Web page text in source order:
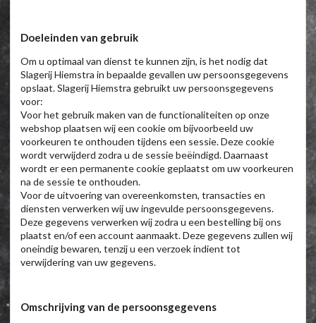
Doeleinden van gebruik
Om u optimaal van dienst te kunnen zijn, is het nodig dat
Slagerij Hiemstra in bepaalde gevallen uw persoonsgegevens
opslaat. Slagerij Hiemstra gebruikt uw persoonsgegevens
voor:
Voor het gebruik maken van de functionaliteiten op onze
webshop plaatsen wij een cookie om bijvoorbeeld uw
voorkeuren te onthouden tijdens een sessie. Deze cookie
wordt verwijderd zodra u de sessie beëindigd. Daarnaast
wordt er een permanente cookie geplaatst om uw voorkeuren
na de sessie te onthouden.
Voor de uitvoering van overeenkomsten, transacties en
diensten verwerken wij uw ingevulde persoonsgegevens.
Deze gegevens verwerken wij zodra u een bestelling bij ons
plaatst en/of een account aanmaakt. Deze gegevens zullen wij
oneindig bewaren, tenzij u een verzoek indient tot
verwijdering van uw gegevens.
Omschrijving van de persoonsgegevens